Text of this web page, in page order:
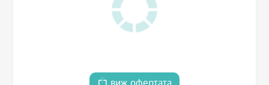
виж офертата